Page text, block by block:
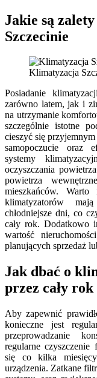
Jakie są
Szczecinie
Klimatyzacja
Posiadanie
zarówno latem, jak i
na utrzymanie
szczególnie istotne
cieszyć się
samopoczucie oraz
systemy
oczyszczania
powietrza
mieszkańców.
klimatyzatorów
chłodniejsze dni, co
cały rok. Dodatkowo
wartość
planujących sprzedaż
Jak dbać o
przez cały rok
Aby zapewnić
konieczne jest
przeprowadzanie
regularne
się co kilka
urządzenia. Zatkane